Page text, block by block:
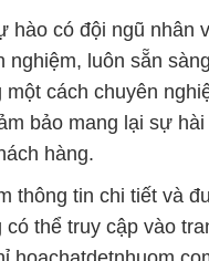
hào có đội ngũ nhân
nghiệm, luôn sẵn
một cách chuyên
bảo mang lại sự
hàng.
thông tin chi tiết và
có thể truy cập vào